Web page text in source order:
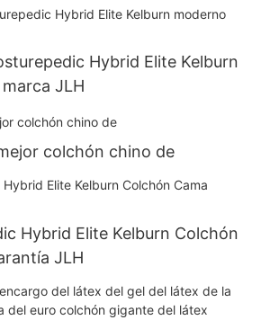
Hybrid Elite Kelburn
JLH
colchón chino de
Hybrid Elite Kelburn Colchón
JLH